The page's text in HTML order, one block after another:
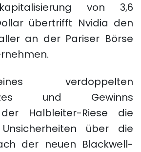
von 3,6
übertrifft Nvidia den
an der Pariser Börse
verdoppelten
und Gewinns
Halbleiter-Riese die
über die
der neuen Blackwell-